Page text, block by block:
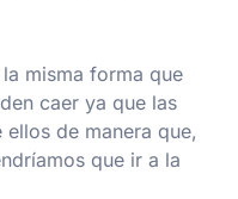
misma forma que
caer ya que las
de manera que,
que ir a la